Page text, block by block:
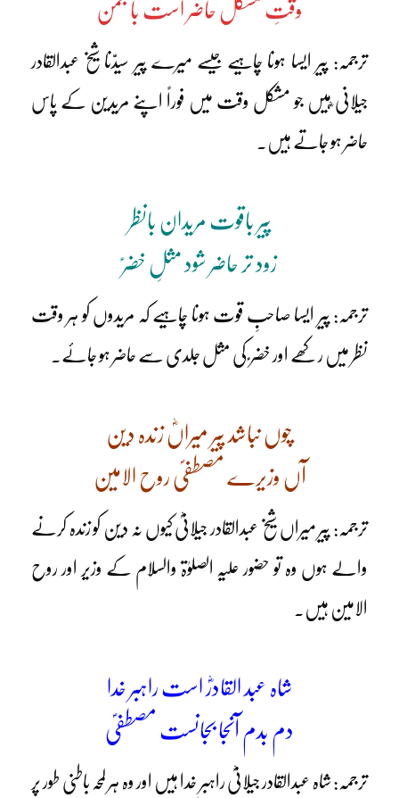
وقتِ مشکل حاضر است بانجمن
ترجمہ: پیر ایسا ہونا چاہیے جیسے میرے پیر سیدّنا شیخ عبدالقادر
جیلانی ؓہیں جو مشکل وقت میں فوراً اپنے مریدین کے پاس
حاضر ہو جاتے ہیں۔
پیر باقوت مریدان بانظر
زود تر حاضر شود مثلِ خضرؑ
ترجمہ: پیر ایسا صاحبِ قوت ہونا چاہیے کہ مریدوں کو ہر وقت
نظر میں رکھے اور خضر ؑ کی مثل جلدی سے حاضر ہو جائے۔
چوں نباشد پیر میراںؓ زندہ دین
آں وزیرے مصطفیؐ روح الامین
ترجمہ: پیر میراں شیخ عبدالقادر جیلانیؓ کیوں نہ دین کو زندہ کرنے
والے ہوں وہ تو حضور علیہ الصلوٰۃ والسلام کے وزیر اور روح
الامین ہیں۔
شاہ عبد القادرؓ است راہبر خدا
دم بدم آنجا بجانست مصطفیؐ
ترجمہ: شاہ عبدالقادر جیلانیؓ راہبرِ خدا ہیں اور وہ ہر لمحہ باطنی طور پر